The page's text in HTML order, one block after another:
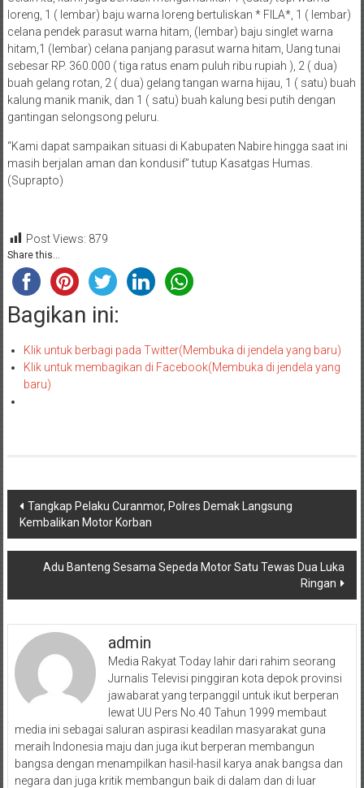
loreng, 1 ( lembar) baju warna loreng bertuliskan * FILA*, 1 ( lembar)
celana pendek parasut warna hitam, (lembar) baju singlet warna
hitam,1 (lembar) celana panjang parasut warna hitam, Uang tunai
sebesar RP. 360.000 ( tiga ratus enam puluh ribu rupiah ), 2 ( dua)
buah gelang rotan, 2 ( dua) gelang tangan warna hijau, 1 ( satu) buah
kalung manik manik, dan 1 ( satu) buah kalung besi putih dengan
gantingan selongsong peluru.
“Kami dapat sampaikan situasi di Kabupaten Nabire hingga saat ini
masih berjalan aman dan kondusif” tutup Kasatgas Humas.
(Suprapto)
Post Views: 879
Share this...
Bagikan ini:
Klik untuk berbagi pada Twitter(Membuka di jendela yang baru)
Klik untuk membagikan di Facebook(Membuka di jendela yang
baru)
Navigasi
pos
Tangkap Pelaku Curanmor, Polres Demak Langsung
Kembalikan Motor Korban
Adu Banteng Sesama Sepeda Motor Satu Tewas Dua Luka
Ringan
admin
Media Rakyat Today lahir dari rahim seorang
Jurnalis Televisi pinggiran kota depok provinsi
jawabarat yang terpanggil untuk ikut berperan
lewat UU Pers No.40 Tahun 1999 membaut
media ini sebagai saluran aspirasi keadilan masyarakat guna
meraih Indonesia maju dan juga ikut berperan membangun
bangsa dengan menampilkan hasil-hasil karya anak bangsa dan
negara dan juga kritik membangun baik di dalam dan di luar